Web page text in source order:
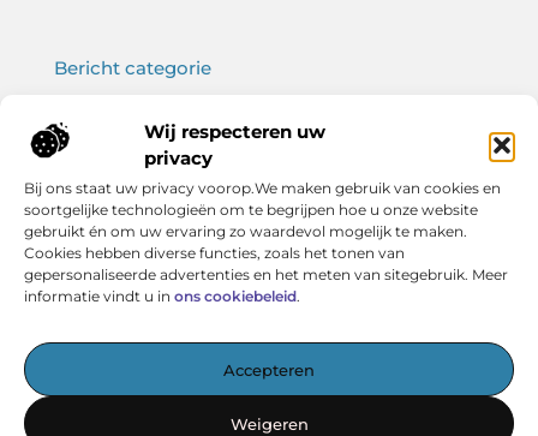
Wij respecteren uw
privacy
Bij ons staat uw privacy voorop.We maken gebruik van cookies en
soortgelijke technologieën om te begrijpen hoe u onze website
gebruikt én om uw ervaring zo waardevol mogelijk te maken.
Cookies hebben diverse functies, zoals het tonen van
gepersonaliseerde advertenties en het meten van sitegebruik. Meer
informatie vindt u in ons cookiebeleid.
Accepteren
Weigeren
Het startpunt voor kennis en inspiratie
— Verken boeiende artikelen, handige tips en verhelderende
vandaag nog wat Vereniging BERK voor jou in petto heeft!
Onze informatie
Bericht categorie